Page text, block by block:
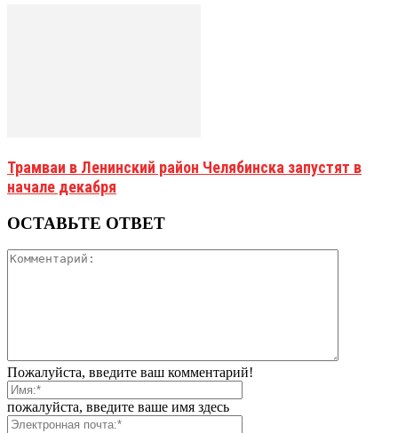
Трамваи в Ленинский район Челябинска запустят в
начале декабря
ОСТАВЬТЕ ОТВЕТ
Пожалуйста, введите ваш комментарий!
пожалуйста, введите ваше имя здесь